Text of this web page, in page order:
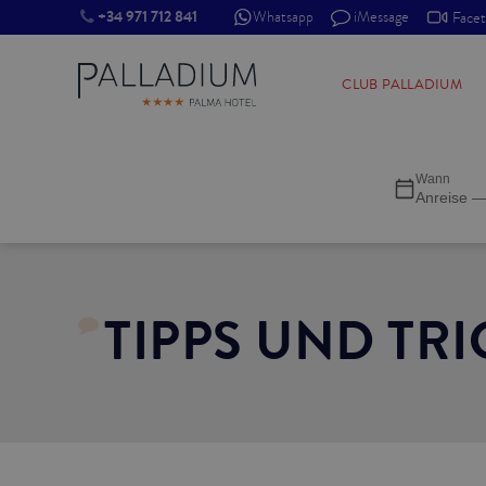
TIPPS UND
+34 971 712 841 Whatsapp iMessage
CLUB PALLADIUM
Wann
Anreise
SINGLE RED
DOUBLE RED
DOUBLE WHITE